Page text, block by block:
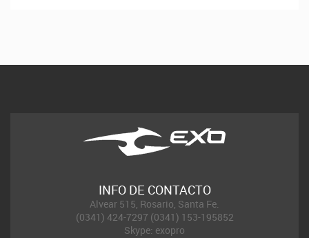
INFO DE CONTACTO
Alvear 515, Rosario, Santa Fe.
(0341) 424-7297 (0341) 153-195852
Skype: exopro